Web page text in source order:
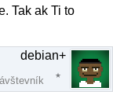
Tak ak Ti to
debian+